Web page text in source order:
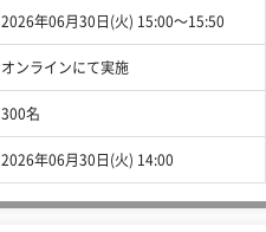
2026年06月30日(火) 15:00〜15:50
オンラインにて実施
300名
2026年06月30日(火) 14:00